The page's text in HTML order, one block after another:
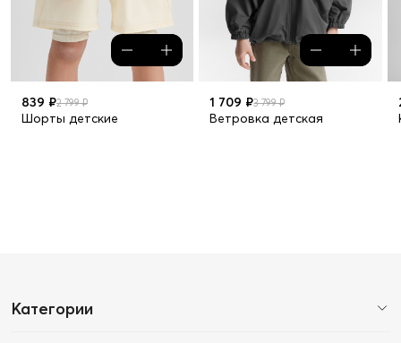
839 ₽2 799 ₽
Шорты детские
1 709 ₽3 799 ₽
Ветровка детская
Категории